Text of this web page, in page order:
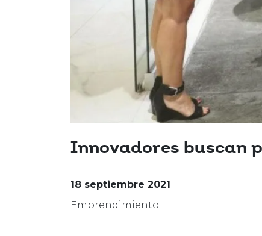
Innovadores buscan
18 septiembre 2021
Emprendimiento